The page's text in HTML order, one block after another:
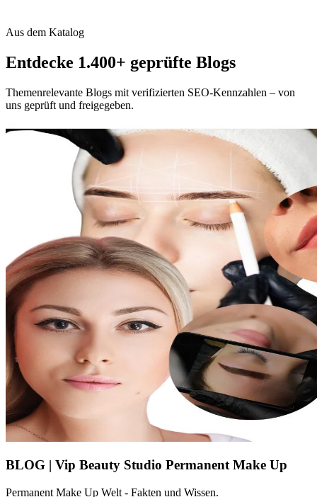
Aus dem Katalog
Entdecke 1.400+ geprüfte Blogs
Themenrelevante Blogs mit verifizierten SEO-Kennzahlen – von
uns geprüft und freigegeben.
BLOG | Vip Beauty Studio Permanent Make Up
Permanent Make Up Welt - Fakten und Wissen.